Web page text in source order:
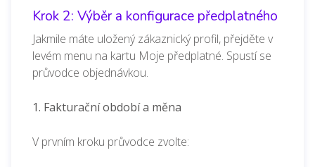
Krok 2: Výběr a konfigurace předplatného
Jakmile máte uložený zákaznický profil, přejděte v
levém menu na kartu Moje předplatné. Spustí se
průvodce objednávkou.
1. Fakturační období a měna
V prvním kroku průvodce zvolte: